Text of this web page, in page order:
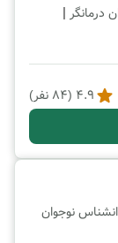
درمانگر |
4.9
(
84 نفر)
نوجوان